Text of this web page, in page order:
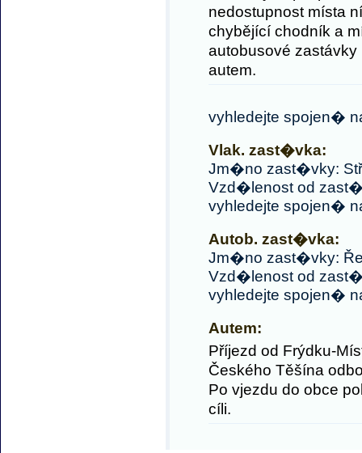
nedostupnost místa
chybějící chodník a
autobusové
autem.
vyhledejte spojen�
Vlak. zast�vka:
Jm�no zast�vky:
Vzd�lenost od
vyhledejte spojen�
Autob. zast�vka:
Jm�no zast�vky:
Vzd�lenost od
vyhledejte spojen�
Autem:
Příjezd od Frýdku-
Českého Těšína
Po vjezdu do obce
cíli.